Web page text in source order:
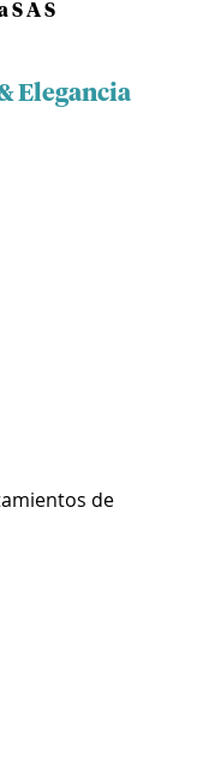
S A S
Elegancia
de